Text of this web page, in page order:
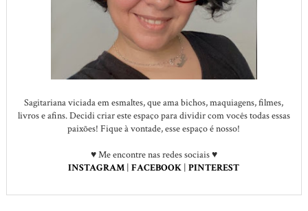
Sagitariana viciada em esmaltes, que ama bichos, maquiagens, filmes,
livros e afins. Decidi criar este espaço para dividir com vocês todas essas
paixões! Fique à vontade, esse espaço é nosso!
♥ Me encontre nas redes sociais ♥
INSTAGRAM |FACEBOOK | PINTEREST